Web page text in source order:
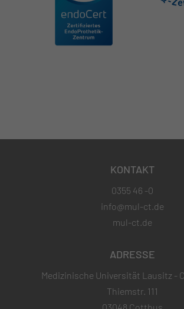
KONTAKT
0355 46 -0
info@mul-ct.de
mul-ct.de
ADRESSE
Medizinische Universität Lausitz -
Thiemstr. 111